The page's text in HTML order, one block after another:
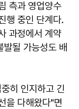
측과 영업양수
행 중인 단계다.
과정에서 계약
될 가능성도 배
히 인지하고 긴
을 다해왔다"면